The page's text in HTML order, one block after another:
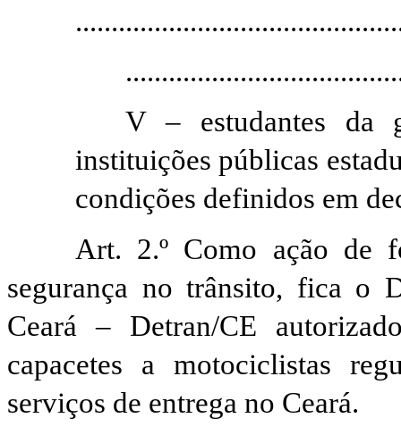
...
V – estudantes da
instituições públicas
condições definidos em
Art. 2.º Como ação de
segurança no trânsito, fica o
Ceará – Detran/CE
capacetes a motociclistas
serviços de entrega no Ceará.